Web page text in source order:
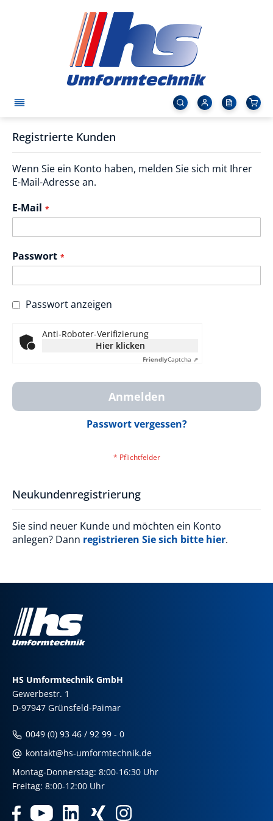
Registrierte Kunden
Wenn Sie ein Konto haben, melden Sie sich mit Ihrer
E-Mail-Adresse an.
E-Mail
Passwort
Passwort anzeigen
Anti-Roboter-Verifizierung
Hier klicken
FriendlyCaptcha ⇗
Anmelden
Passwort vergessen?
Neukundenregistrierung
Sie sind neuer Kunde und möchten ein Konto
anlegen? Dann registrieren Sie sich bitte hier.
HS Umformtechnik GmbH
Gewerbestr. 1
D-97947 Grünsfeld-Paimar
0049 (0) 93 46 / 92 99 - 0
kontakt@hs-umformtechnik.de
Montag-Donnerstag: 8:00-16:30 Uhr
Freitag: 8:00-12:00 Uhr